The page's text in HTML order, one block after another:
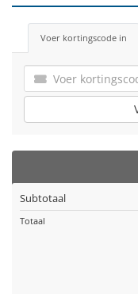
Voer kortingscode in
Subtotaal
Totaal